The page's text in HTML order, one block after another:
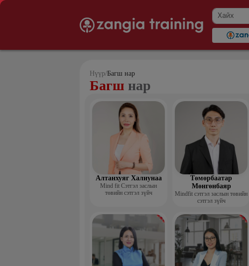
Нүүр/Багш нар
Багш нар
Алтанхуяг Халиунаа
Mind fit Сэтгэл заслын
төвийн сэтгэл зүйч
Төмөрбаатар
Мөнгөнбаяр
Mindfit сэтгэл заслын төвийн
сэтгэл зүйч